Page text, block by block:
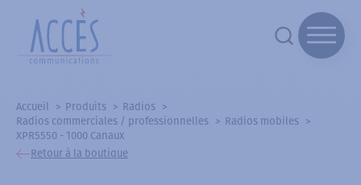
Accueil Produits
Radios
Radios commerciales / professionnelles
Radios mobiles
XPR5550 - 1000 Canaux
Retour à la boutique